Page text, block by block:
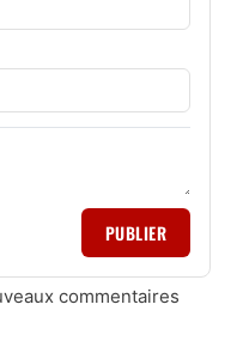
PUBLIER
commentaires